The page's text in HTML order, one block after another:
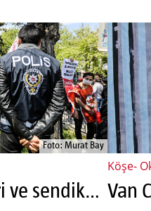
Foto: Murat Bay
Süpermarket işçileri ve sendikal mücadele
Köşe-